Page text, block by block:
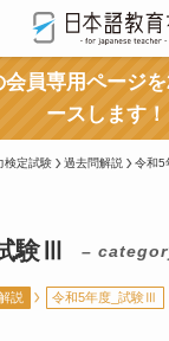
員専用ページ
ースします！
検定試験 過去問解説 令和
験Ⅲ –
説 令和5年度_試験Ⅲ